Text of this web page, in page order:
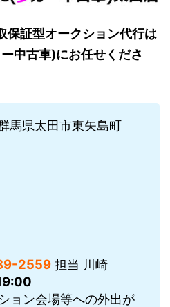
保証型オークション代行は
中古車)にお任せくださ
県太田市東矢島町
2559 担当 川崎
ョン会場等への外出が